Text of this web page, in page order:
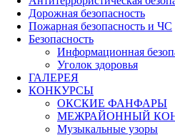
Дорожная безопасность
Пожарная безопасность и ЧС
Безопасность
Информационная
Уголок здоровья
ГАЛЕРЕЯ
КОНКУРСЫ
ОКСКИЕ ФАНФАРЫ
МЕЖРАЙОННЫЙ
Музыкальные узоры